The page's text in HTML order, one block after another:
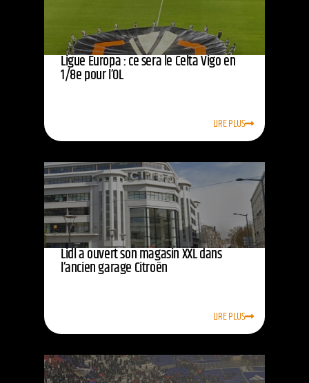
Ligue Europa : ce sera le Celta Vigo en
1/8e pour l’OL
LIRE PLUS
Lidl a ouvert son magasin XXL dans
l’ancien garage Citroën
LIRE PLUS